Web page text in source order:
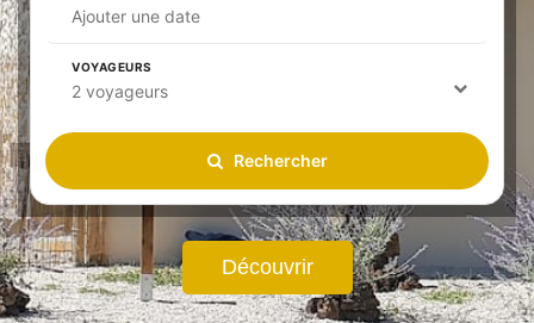
Ajouter une date
VOYAGEURS
2 voyageurs
Rechercher
Découvrir